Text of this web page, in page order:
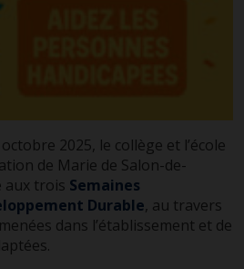
2025, le collège et l’école
de Marie de Salon-de-
aux trois Semaines
Durable, au travers
dans l’établissement et de